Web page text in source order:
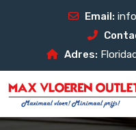
Email:
Adres: